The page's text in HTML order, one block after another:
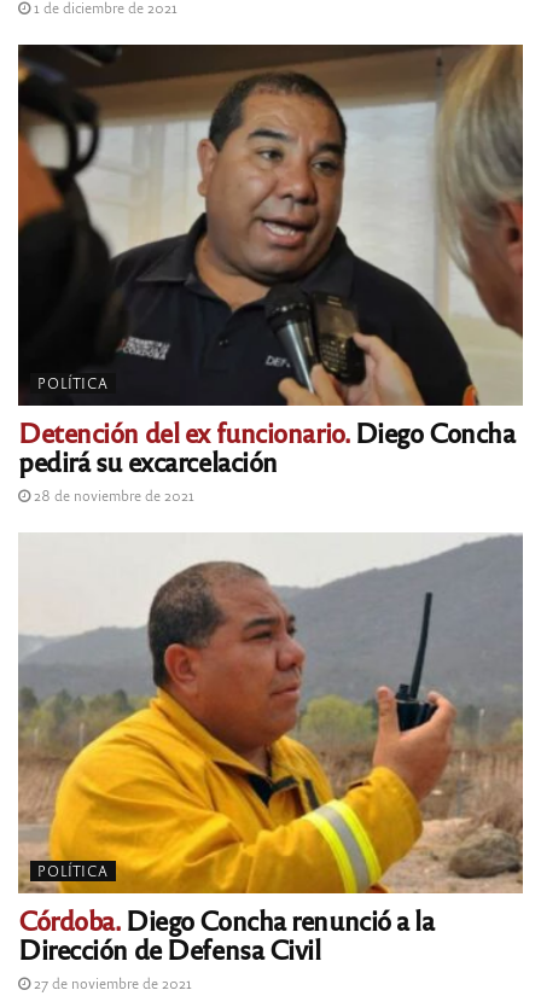
1 de diciembre de 2021
POLÍTICA
Detención del ex funcionario.Diego Concha
pedirá su excarcelación
28 de noviembre de 2021
POLÍTICA
Córdoba.Diego Concha renunció a la
Dirección de Defensa Civil
27 de noviembre de 2021